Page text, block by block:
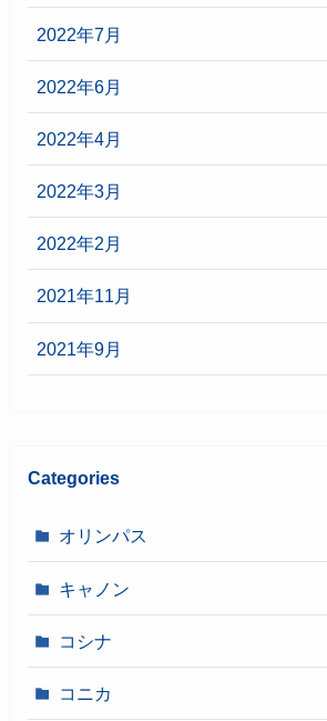
2022年7月
2022年6月
2022年4月
2022年3月
2022年2月
2021年11月
2021年9月
Categories
オリンパス
キャノン
コシナ
コニカ